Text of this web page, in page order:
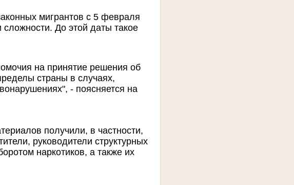
мигрантов с 5 февраля
До этой даты такое
на принятие решения об
страны в случаях,
- поясняется на
получили, в частности,
руководители структурных
наркотиков, а также их